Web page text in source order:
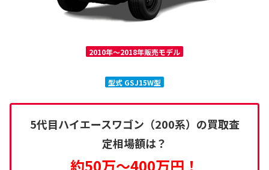
2010年～2018年販売モデル
型式 GSJ15W型
5代目ハイエースワゴン（200系）の買取査
定相場額は？
約50万～400万円！